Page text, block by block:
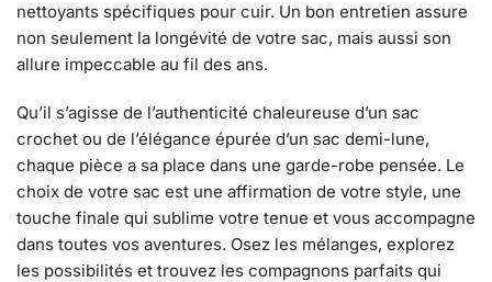
nettoyants spécifiques pour cuir. Un bon entretien assure
non seulement la longévité de votre sac, mais aussi son
allure impeccable au fil des ans.
Qu’il s’agisse de l’authenticité chaleureuse d’un sac
crochet ou de l’élégance épurée d’un sac demi-lune,
chaque pièce a sa place dans une garde-robe pensée. Le
choix de votre sac est une affirmation de votre style, une
touche finale qui sublime votre tenue et vous accompagne
dans toutes vos aventures. Osez les mélanges, explorez
les possibilités et trouvez les compagnons parfaits qui